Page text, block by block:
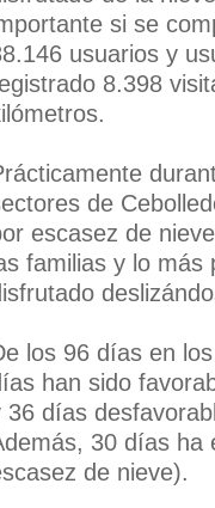
si se
usuarios y
8.398
de
escasez de
familias y lo
los 96 días en
han sido
36 días
30 días ha
de nieve).